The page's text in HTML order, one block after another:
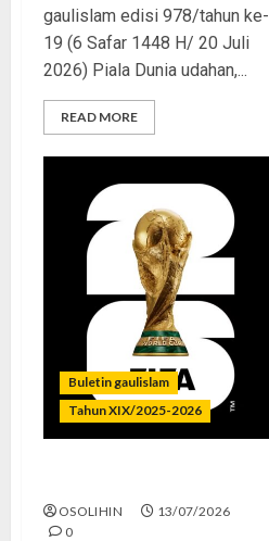
gaulislam edisi 978/tahun ke-
19 (6 Safar 1448 H/ 20 Juli
2026) Piala Dunia udahan,...
READ MORE
Buletin gaulislam
Tahun XIX/2025-2026
OSOLIHIN
13/07/2026
0